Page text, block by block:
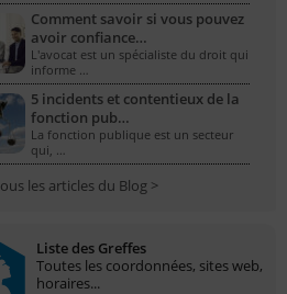
Comment savoir si vous pouvez
avoir confiance…
L'avocat est un spécialiste du droit qui
informe …
5 incidents et contentieux de la
fonction pub…
La fonction publique est un secteur
qui, …
les articles du Blog >
Liste des Greffes
Toutes les coordonnées, sites web,
horaires...